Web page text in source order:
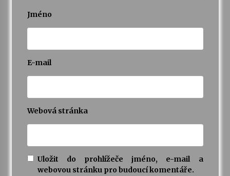
Jméno
E-mail
Webová stránka
Uložit do prohlížeče jméno, e-mail a
webovou stránku pro budoucí komentáře.